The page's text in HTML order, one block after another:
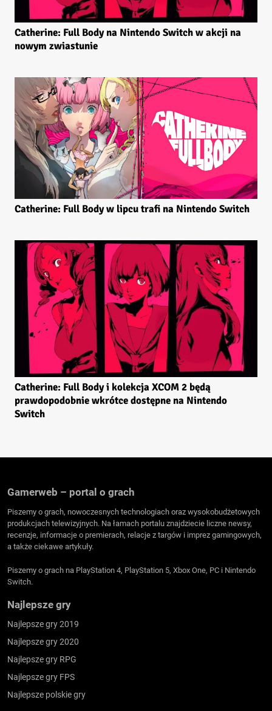
Catherine: Full Body na Nintendo Switch w akcji na
nowym zwiastunie
Catherine: Full Body w lipcu trafi na Nintendo Switch
Catherine: Full Body i kolekcja XCOM 2 będą
prawdopodobnie wkrótce dostępne na Nintendo
Switch
Gamerweb – portal o grach
Piszemy o grach, nowoczesnych technologiach oraz wysokobudżetowych
produkcjach telewizyjnych. Na łamach portalu znajdziecie liczne newsy,
recenzje, informacje o premierach, relacje z targów i imprez gamingowych,
a także ciekawe artykuły.
Piszemy o grach na PlayStation 4, PlayStation 5, Xbox One, PC i Nintendo
Switch.
Najlepsze gry
Najlepsze gry 2019
Najlepsze gry 2020
Najlepsze gry RPG
Najlepsze gry FPS
Najlepsze polskie gry